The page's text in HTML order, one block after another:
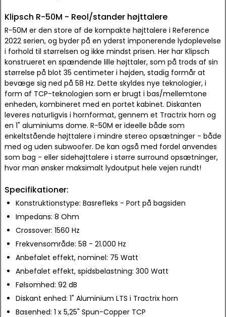
Klipsch R-50M - Reol/stander højttalere
R-50M er den store af de kompakte højttalere i Reference
2022 serien, og byder på en yderst imponerende lydoplevelse
i forhold til størrelsen og ikke mindst prisen. Her har Klipsch
konstrueret en spændende lille højttaler, som på trods af sin
størrelse på blot 35 centimeter i højden, stadig formår at
bevæge sig ned på 58 Hz. Dette skyldes nye teknologier, i
form af TCP-teknologien som er brugt i bas/mellemtone
enheden, kombineret med en portet kabinet. Diskanten
leveres naturligvis i hornformat, gennem et Tractrix horn og
en 1" aluminiums dome. R-50M er ideelle både som
enkeltstående højttalere i mindre stereo opsætninger - både
med og uden subwoofer. De kan også med fordel anvendes
som bag - eller sidehøjttalere i større surround opsætninger,
hvor man ønsker maksimalt lydoutput hele vejen rundt!
Specifikationer:
Konstruktionstype: Basrefleks - Port på bagsiden
Impedans: 8 Ohm
Crossover: 1560 Hz
Frekvensområde: 58 - 21.000 Hz
Anbefalet effekt, nominel: 75 Watt
Anbefalet effekt, spidsbelastning: 300 Watt
Følsomhed: 92 dB
Diskant enhed: 1" Aluminium LTS i Tractrix horn
Basenhed: 1 x 5,25" Spun-Copper TCP